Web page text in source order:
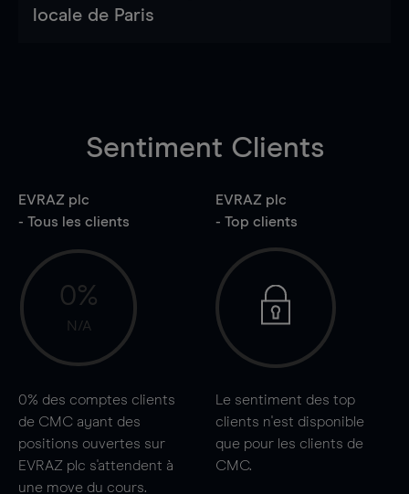
locale de Paris
Sentiment Clients
EVRAZ plc
- Tous les clients
0%
N/A
0% des comptes clients
de CMC ayant des
positions ouvertes sur
EVRAZ plc s'attendent à
une move du cours.
EVRAZ plc
- Top clients
Le sentiment des top
clients n'est disponible
que pour les clients de
CMC.